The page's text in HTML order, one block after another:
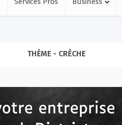
THÈME - CRÈCHE